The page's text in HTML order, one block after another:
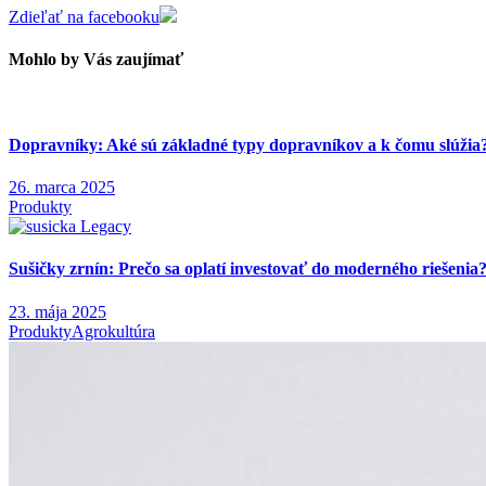
Zdieľať na facebooku
Mohlo by Vás zaujímať
Dopravníky: Aké sú základné typy dopravníkov a k čomu
26. marca 2025
Produkty
Sušičky zrnín: Prečo sa oplatí investovať do moderného riešenia?
23. mája 2025
ProduktyAgrokultúra